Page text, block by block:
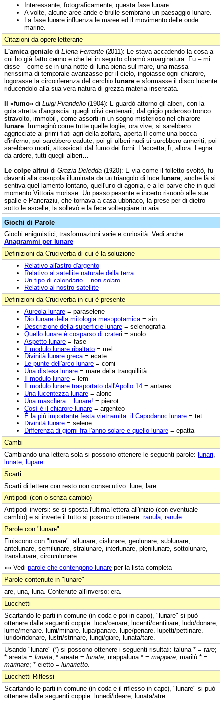
Interessante, fotograficamente, questa fase lunare.
A volte, alcune aree aride e brulle sembrano un paesaggio lunare.
La fase lunare influenza le maree ed il movimento delle onde
marine.
Citazioni da opere letterarie
L'amica geniale di Elena Ferrante (2011): Le stava accadendo la cosa a
cui ho già fatto cenno e che lei in seguito chiamò smarginatura. Fu – mi
disse – come se in una notte di luna piena sul mare, una massa
nerissima di temporale avanzasse per il cielo, ingoiasse ogni chiarore,
logorasse la circonferenza del cerchio lunare e sformasse il disco lucente
riducendolo alla sua vera natura di grezza materia insensata.
Il «fumo» di Luigi Pirandello (1904): E guardò attorno gli alberi, con la
gola stretta d'angoscia: quegli olivi centenarii, dal grigio poderoso tronco
stravolto, immobili, come assorti in un sogno misterioso nel chiarore
lunare . Immaginò come tutte quelle foglie, ora vive, si sarebbero
aggricciate ai primi fiati agri della zolfara, aperta lì come una bocca
d'inferno; poi sarebbero cadute, poi gli alberi nudi si sarebbero anneriti, poi
sarebbero morti, attossicati dal fumo dei forni. L'accetta, lì, allora. Legna
da ardere, tutti quegli alberi…
Le colpe altrui di Grazia Deledda (1920): E via come il folletto svoltò, fu
davanti alla casupola illuminata da un triangolo di luce lunare; anche là si
sentiva quel lamento lontano, quell'urlo di agonia, e a lei parve che in quel
momento Vittoria morisse. Un passo pesante e incerto risuonò alle sue
spalle e Pancraziu, che tornava a casa ubbriaco, la prese per di dietro
sotto le ascelle, la sollevò e la fece volteggiare in aria.
Giochi di Parole
Giochi enigmistici, trasformazioni varie e curiosità. Vedi anche:
Anagrammi per lunare
Definizioni da Cruciverba di cui è la soluzione
Relativo all'astro d'argento
Relativo al satellite naturale della terra
Un tipo di calendario... non solare
Relativo al nostro satellite
Definizioni da Cruciverba in cui è presente
Aureola lunare = paraselene
Dio lunare della mitologia mesopotamica = sin
Descrizione della superficie lunare = selenografia
Quello lunare è cosparso di crateri = suolo
Aspetto lunare = fase
Il modulo lunare ribaltato = mel
Divinità lunare greca = ecate
Le punte dell'arco lunare = corni
Una distesa lunare = mare della tranquillità
Il modulo lunare = lem
Il modulo lunare trasportato dall'Apollo 14 = antares
Una lucentezza lunare = alone
Una maschera... lunare! = pierrot
Così è il chiarore lunare = argenteo
È la più importante festa vietnamita: il Capodanno lunare = tet
Divinità lunare = selene
Differenza di giorni fra l'anno solare e quello lunare = epatta
Cambi
Cambiando una lettera sola si possono ottenere le seguenti parole: lunari
lunate lupare
Scarti
Scarti di lettere con resto non consecutivo: lune, lare.
Antipodi (con o senza cambio)
Antipodi inversi: se si sposta l'ultima lettera all'inizio (con eventuale
cambio) e si inverte il tutto si possono ottenere: ranula ranule
Parole con "lunare"
Finiscono con "lunare": allunare, cislunare, geolunare, sublunare,
antelunare, semilunare, stralunare, interlunare, plenilunare, sottolunare,
translunare, circumlunare.
»» Vedi parole che contengono lunare per la lista completa
Parole contenute in "lunare"
are, una, luna. Contenute all'inverso: era.
Lucchetti
Scartando le parti in comune (in coda e poi in capo), "lunare" si può
ottenere dalle seguenti coppie: luce/cenare, lucenti/centinare, ludo/donare,
lume/menare, lumi/minare, lupa/panare, lupe/penare, lupetti/pettinare,
lurido/ridonare, lustri/strinare, lungi/giare, lunata/tare.
Usando "lunare" (*) si possono ottenere i seguenti risultati: taluna * = tare;
* areata = lunata; * areate = lunate; mappaluna * = mappare; marilù * =
marinare; * eietto = lunarietto
Lucchetti Riflessi
Scartando le parti in comune (in coda e il riflesso in capo), "lunare" si può
ottenere dalle seguenti coppie: lunedì/ideare, lunata/atre.